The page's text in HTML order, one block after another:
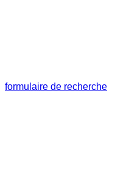
formulaire de recherche